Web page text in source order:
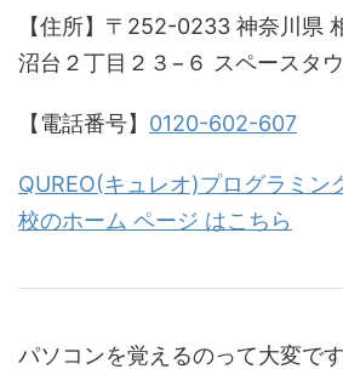
【住所】〒252-0233 神奈川県
沼台２丁目２３−６ スペースタ
【電話番号】 0120-602-607
QUREO(キュレオ)プログラミン
校のホーム ページ はこちら
パソコンを覚えるのって大変で